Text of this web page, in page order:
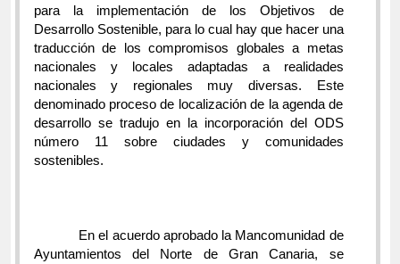
para la implementación de los Objetivos de
Desarrollo Sostenible, para lo cual hay que hacer una
traducción de los compromisos globales a metas
nacionales y locales adaptadas a realidades
nacionales y regionales muy diversas. Este
denominado proceso de localización de la agenda de
desarrollo se tradujo en la incorporación del ODS
número 11 sobre ciudades y comunidades
sostenibles.
En el acuerdo aprobado la Mancomunidad de
Ayuntamientos del Norte de Gran Canaria, se